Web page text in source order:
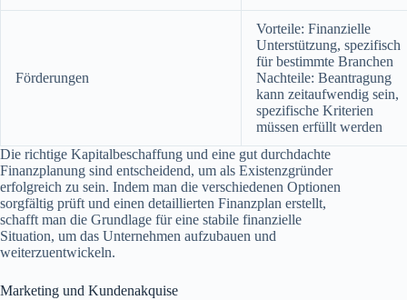
Förderungen
Vorteile: Finanzielle
Unterstützung, spezifisch
für bestimmte Branchen
Nachteile: Beantragung
kann zeitaufwendig sein,
spezifische Kriterien
müssen erfüllt werden
Die richtige Kapitalbeschaffung und eine gut durchdachte
Finanzplanung sind entscheidend, um als Existenzgründer
erfolgreich zu sein. Indem man die verschiedenen Optionen
sorgfältig prüft und einen detaillierten Finanzplan erstellt,
schafft man die Grundlage für eine stabile finanzielle
Situation, um das Unternehmen aufzubauen und
weiterzuentwickeln.
Marketing und Kundenakquise